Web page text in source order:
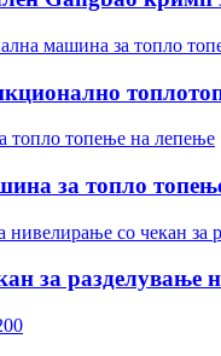
за топло
за разделување